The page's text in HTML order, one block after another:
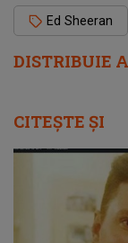
DISTRIBUIE
Ed Sheeran
CITEȘTE ȘI